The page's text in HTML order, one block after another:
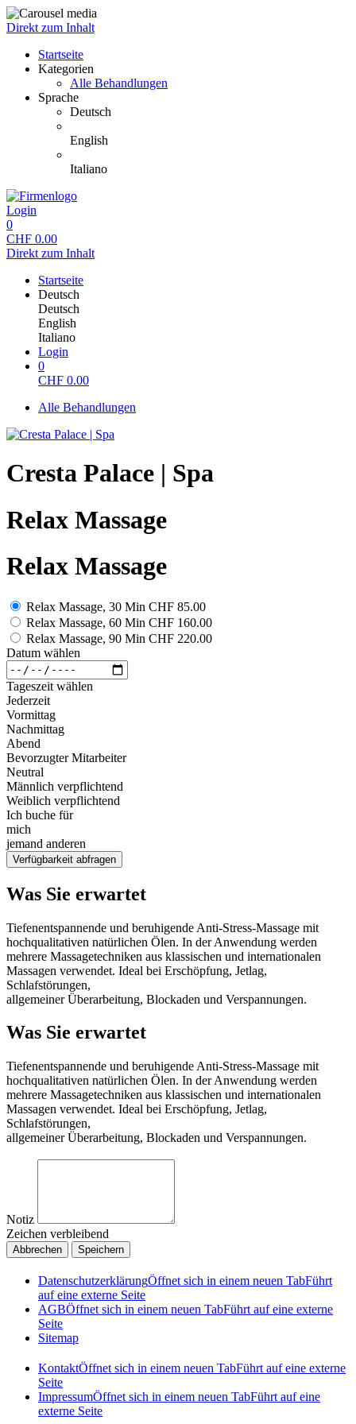
Direkt zum Inhalt
Startseite
Kategorien
Alle Behandlungen
Sprache
Deutsch
English
Italiano
Login
0
CHF 0.00
Direkt zum Inhalt
Startseite
Deutsch
Deutsch
English
Italiano
Login
0
CHF 0.00
Alle Behandlungen
Cresta Palace | Spa
Relax Massage
Relax Massage
Relax Massage, 30 Min CHF 85.00
Relax Massage, 60 Min CHF 160.00
Relax Massage, 90 Min CHF 220.00
Datum wählen
Tageszeit wählen
Jederzeit
Vormittag
Nachmittag
Abend
Bevorzugter Mitarbeiter
Neutral
Männlich verpflichtend
Weiblich verpflichtend
Ich buche für
mich
jemand anderen
Verfügbarkeit abfragen
Was Sie erwartet
Tiefenentspannende und beruhigende Anti-Stress-Massage mit
hochqualitativen natürlichen Ölen. In der Anwendung werden
mehrere Massagetechniken aus klassischen und internationalen
Massagen verwendet. Ideal bei Erschöpfung, Jetlag,
Schlafstörungen,
allgemeiner Überarbeitung, Blockaden und Verspannungen.
Was Sie erwartet
Tiefenentspannende und beruhigende Anti-Stress-Massage mit
hochqualitativen natürlichen Ölen. In der Anwendung werden
mehrere Massagetechniken aus klassischen und internationalen
Massagen verwendet. Ideal bei Erschöpfung, Jetlag,
Schlafstörungen,
allgemeiner Überarbeitung, Blockaden und Verspannungen.
Notiz
Zeichen verbleibend
Abbrechen Speichern
DatenschutzerklärungÖffnet sich in einem neuen TabFührt
auf eine externe Seite
AGBÖffnet sich in einem neuen TabFührt auf eine externe
Seite
Sitemap
KontaktÖffnet sich in einem neuen TabFührt auf eine externe
Seite
ImpressumÖffnet sich in einem neuen TabFührt auf eine
externe Seite